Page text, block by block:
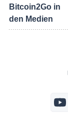
Bitcoin2Go in
den Medien